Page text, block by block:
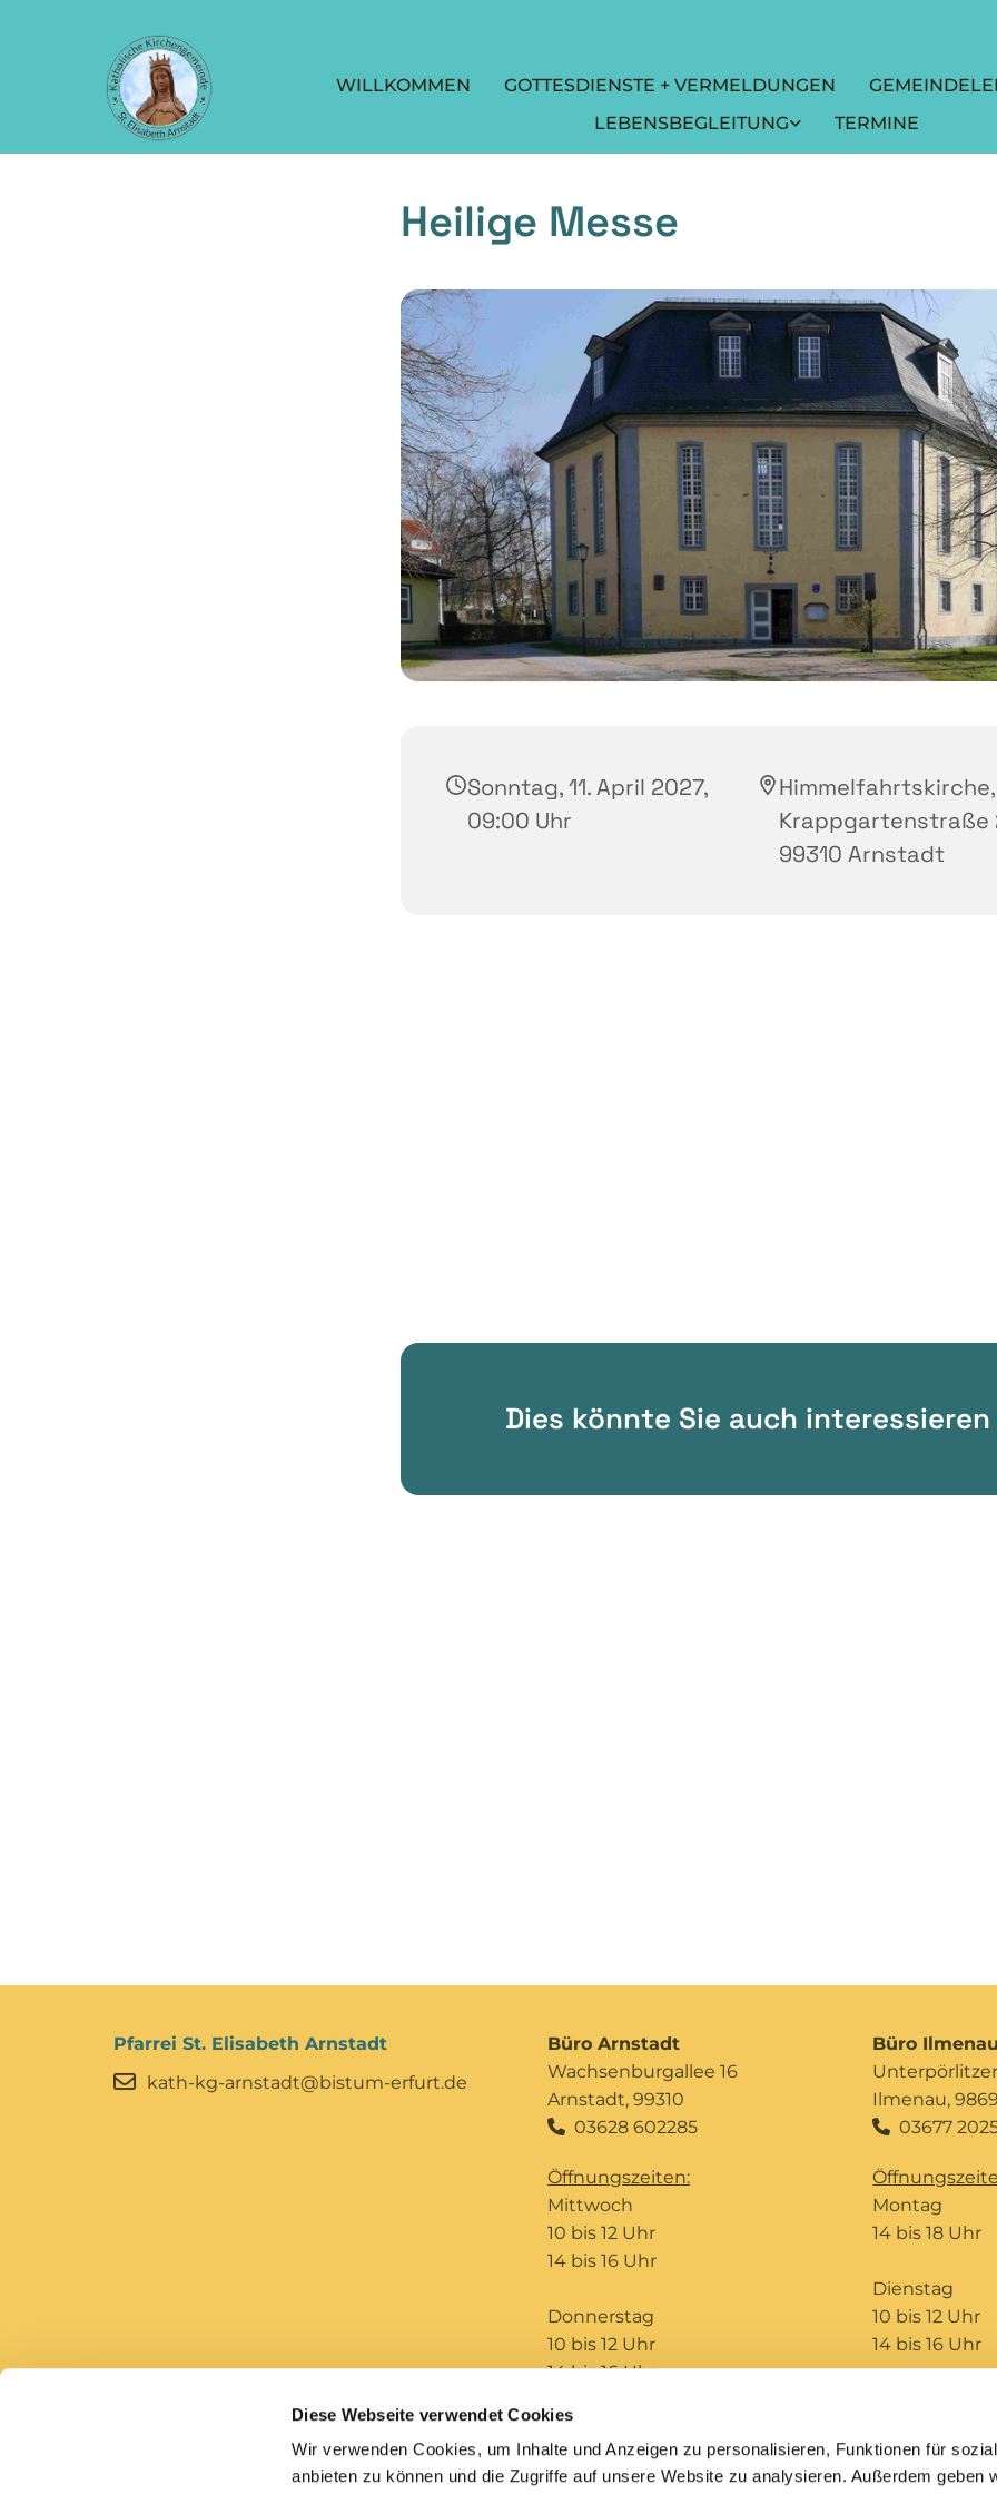
Diese Webseite verwendet Cookies
Wir verwenden Cookies, um Inhalte und Anzeigen zu personalisieren, Funktionen für
anbieten zu können und die Zugriffe auf unsere Website zu analysieren. Außerdem geben
WILLKOMMEN GOTTESDIENSTE + VERMELDUNGEN
LEBENSBEGLEITUNG
TERMINE
Heilige Messe
Sonntag, 11. April 2027,
09:00 Uhr
Himmelfahrtskirche,
Krappgartenstraße
99310 Arnstadt
Dies könnte Sie auch interessieren
Pfarrei St. Elisabeth Arnstadt
kath-kg-arnstadt@bistum-erfurt.de
Büro Arnstadt
Wachsenburgallee 16
Arnstadt, 99310
03628 602285
Öffnungszeiten:
Mittwoch
10 bis 12 Uhr
14 bis 16 Uhr
Donnerstag
10 bis 12 Uhr
14 bis 16 Uhr
Büro
Unterpörlitzer
Ilmenau,
 03677
Montag
14 bis 18 Uhr
Dienstag
10 bis 12 Uhr
14 bis 16 Uhr
Caritas Erfurt Telefonseelsorge Bildungshaus St. Ursula